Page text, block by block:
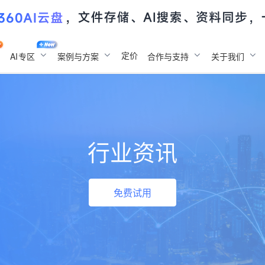
AI专区 案例与方案 定价 合作与支持 关于我们
行业资讯
免费试用